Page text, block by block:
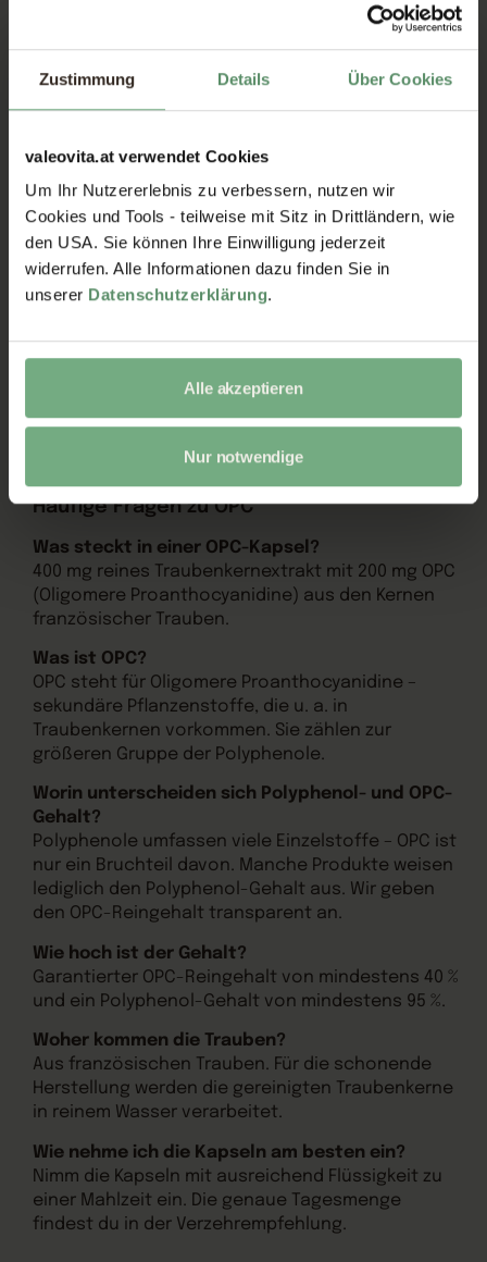
Zustimmung Details Über Cookies
valeovita.at verwendet Cookies
Um Ihr Nutzererlebnis zu verbessern, nutzen wir
Cookies und Tools - teilweise mit Sitz in Drittländern, wie
den USA. Sie können Ihre Einwilligung jederzeit
widerrufen. Alle Informationen dazu finden Sie in
unserer Datenschutzerklärung.
Alle akzeptieren
Nur notwendige
Polyphenole gehören. Sie kommen in Beeren,
Nüssen, Äpfeln und besonders in Traubenkernen
vor und sind bekannt für ihre antioxidativen
Eigenschaften. Diese Polyphenole unterstützen
ausgewogenen Ernährung.
Wissenswertes über Ethanol
Ethanol ist ein trinkbarer Alkohol und wird im
Verarbeitungsprozess, wie oben beschrieben,
durch Vakuumkonzentration und Spraytrocknung
auf unter 200 ppm reduziert. Zum Vergleich: Das ist
vielen alltäglichen Lebensmitteln vorkommt, wie
%) oder Bananen (1,0 %).
Häufige Fragen zu OPC
Was steckt in einer OPC-Kapsel?
400 mg reines Traubenkernextrakt mit 200 mg OPC
(Oligomere Proanthocyanidine) aus den Kernen
französischer Trauben.
Was ist OPC?
OPC steht für Oligomere Proanthocyanidine –
sekundäre Pflanzenstoffe, die u. a. in
Traubenkernen vorkommen. Sie zählen zur
größeren Gruppe der Polyphenole.
Worin unterscheiden sich Polyphenol- und OPC-
Gehalt?
Polyphenole umfassen viele Einzelstoffe – OPC ist
nur ein Bruchteil davon. Manche Produkte weisen
lediglich den Polyphenol-Gehalt aus. Wir geben
den OPC-Reingehalt transparent an.
Wie hoch ist der Gehalt?
Garantierter OPC-Reingehalt von mindestens 40 %
und ein Polyphenol-Gehalt von mindestens 95 %.
Woher kommen die Trauben?
Aus französischen Trauben. Für die schonende
Herstellung werden die gereinigten Traubenkerne
in reinem Wasser verarbeitet.
Wie nehme ich die Kapseln am besten ein?
Nimm die Kapseln mit ausreichend Flüssigkeit zu
einer Mahlzeit ein. Die genaue Tagesmenge
findest du in der Verzehrempfehlung.